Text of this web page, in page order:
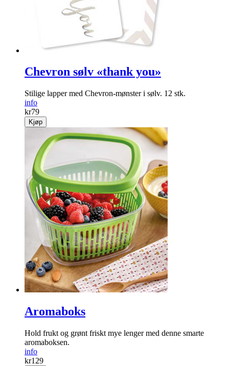
Chevron sølv «thank you»
Stilige lapper med Chevron-mønster i sølv. 12 stk.
info
kr79
Kjøp
Aromaboks
Hold frukt og grønt friskt mye lenger med denne smarte
aromaboksen.
info
kr129